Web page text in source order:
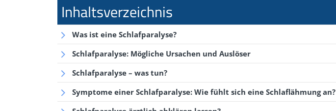
Was ist eine Schlafparalyse?
Schlafparalyse: Mögliche Ursachen und Auslöser
Schlafparalyse – was tun?
Symptome einer Schlafparalyse: Wie fühlt sich eine Schlaflähmung an?